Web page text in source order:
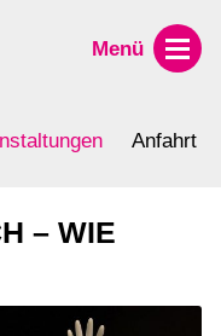
Menü
Anfahrt
– WIE